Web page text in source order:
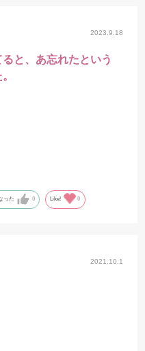
2023.9.18
と、あ忘れたという
った 0 Like! 0
2021.10.1